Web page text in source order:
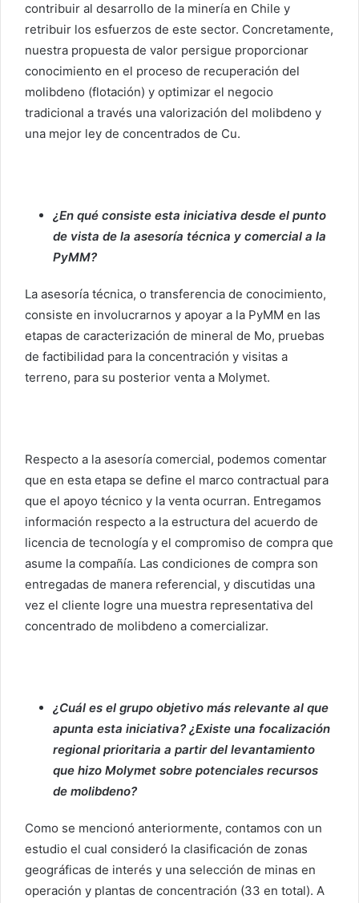
contribuir al desarrollo de la minería en Chile y
retribuir los esfuerzos de este sector. Concretamente,
nuestra propuesta de valor persigue proporcionar
conocimiento en el proceso de recuperación del
molibdeno (flotación) y optimizar el negocio
tradicional a través una valorización del molibdeno y
una mejor ley de concentrados de Cu.
¿En qué consiste esta iniciativa desde el punto
de vista de la asesoría técnica y comercial a la
PyMM?
La asesoría técnica, o transferencia de conocimiento,
consiste en involucrarnos y apoyar a la PyMM en las
etapas de caracterización de mineral de Mo, pruebas
de factibilidad para la concentración y visitas a
terreno, para su posterior venta a Molymet.
Respecto a la asesoría comercial, podemos comentar
que en esta etapa se define el marco contractual para
que el apoyo técnico y la venta ocurran. Entregamos
información respecto a la estructura del acuerdo de
licencia de tecnología y el compromiso de compra que
asume la compañía. Las condiciones de compra son
entregadas de manera referencial, y discutidas una
vez el cliente logre una muestra representativa del
concentrado de molibdeno a comercializar.
¿Cuál es el grupo objetivo más relevante al que
apunta esta iniciativa? ¿Existe una focalización
regional prioritaria a partir del levantamiento
que hizo Molymet sobre potenciales recursos
de molibdeno?
Como se mencionó anteriormente, contamos con un
estudio el cual consideró la clasificación de zonas
geográficas de interés y una selección de minas en
operación y plantas de concentración (33 en total). A